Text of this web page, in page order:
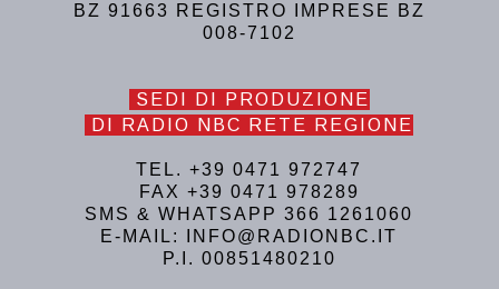
BZ 91663 REGISTRO IMPRESE BZ
008-7102
SEDI DI PRODUZIONE
DI RADIO NBC RETE REGIONE
TEL. +39 0471 972747
FAX +39 0471 978289
SMS & WHATSAPP 366 1261060
E-MAIL: INFO@RADIONBC.IT
P.I. 00851480210